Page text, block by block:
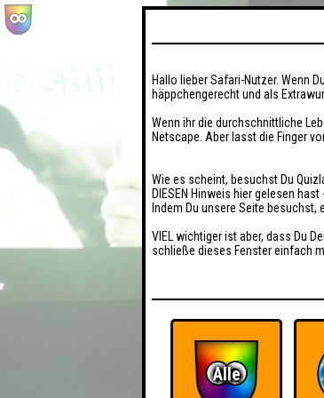
Hallo lieber Safari-Nutzer. Wenn
häppchengerecht und als
Wenn ihr die durchschnittliche
Netscape. Aber lasst die Finger
Wie es scheint, besuchst Du
DIESEN Hinweis hier gelesen
Indem Du unsere Seite besuchst,
VIEL wichtiger ist aber, dass Du
schließe dieses Fenster einfach
Alle